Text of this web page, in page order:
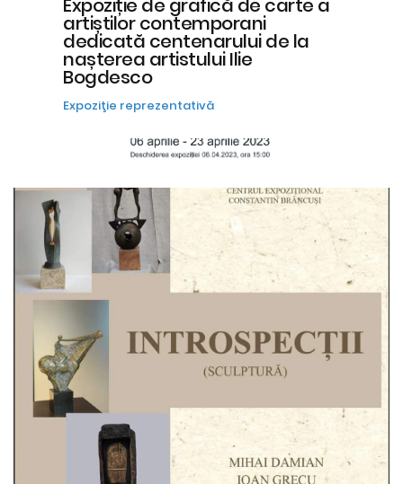
Expoziție de grafică de carte a
artiștilor contemporani
dedicată centenarului de la
nașterea artistului Ilie
Bogdesco
Expoziţie reprezentativă